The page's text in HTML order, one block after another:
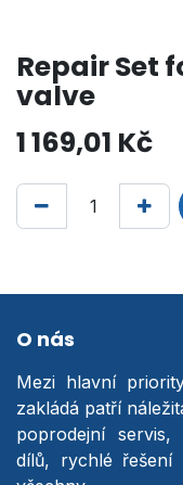
Repair Set
valve
1 169,01 Kč
O nás
Mezi hlavní
zakládá patří
poprodejní servis,
dílů, rychlé řešení